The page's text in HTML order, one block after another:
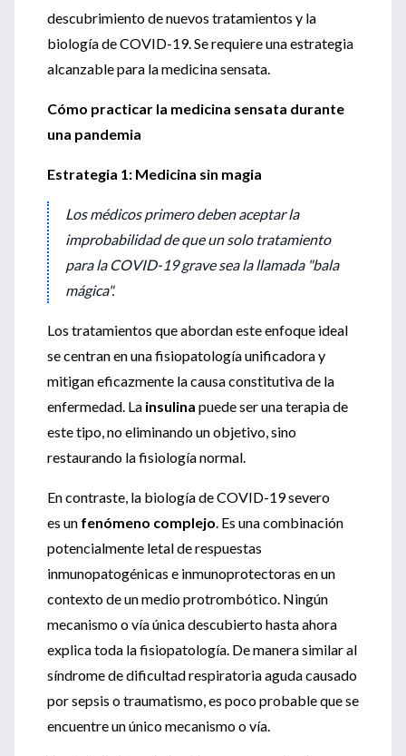
descubrimiento de nuevos tratamientos y la
biología de COVID-19. Se requiere una estrategia
alcanzable para la medicina sensata.
Cómo practicar la medicina sensata durante
una pandemia
Estrategia 1: Medicina sin magia
Los médicos primero deben aceptar la
improbabilidad de que un solo tratamiento
para la COVID-19 grave sea la llamada "bala
mágica".
Los tratamientos que abordan este enfoque ideal
se centran en una fisiopatología unificadora y
mitigan eficazmente la causa constitutiva de la
enfermedad. La insulina puede ser una terapia de
este tipo, no eliminando un objetivo, sino
restaurando la fisiología normal.
En contraste, la biología de COVID-19 severo
es un fenómeno complejo. Es una combinación
potencialmente letal de respuestas
inmunopatogénicas e inmunoprotectoras en un
contexto de un medio protrombótico. Ningún
mecanismo o vía única descubierto hasta ahora
explica toda la fisiopatología. De manera similar al
síndrome de dificultad respiratoria aguda causado
por sepsis o traumatismo, es poco probable que se
encuentre un único mecanismo o vía.